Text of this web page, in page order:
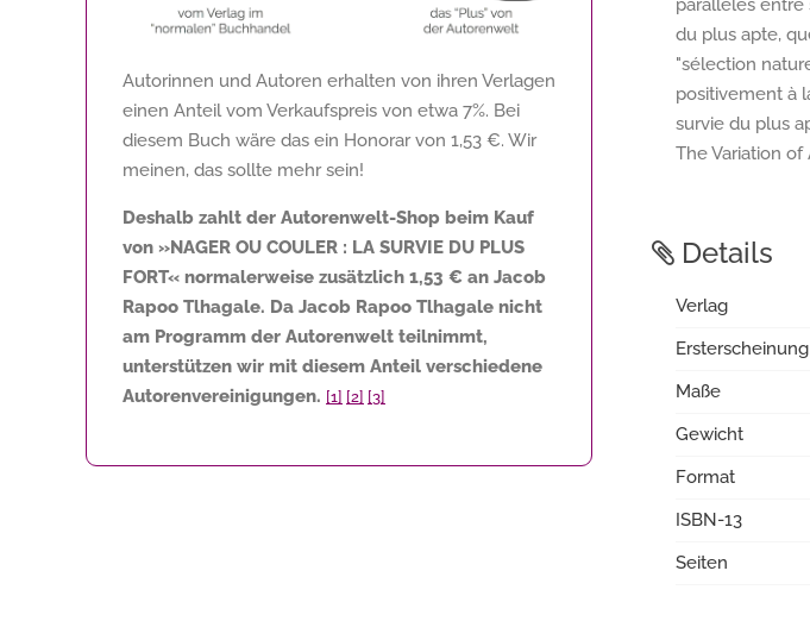
Autorinnen und Autoren erhalten von ihren Verlagen
einen Anteil vom Verkaufspreis von etwa 7%. Bei
diesem Buch wäre das ein Honorar von 1,53 €. Wir
meinen, das sollte mehr sein!
Deshalb zahlt der Autorenwelt-Shop beim Kauf
von »NAGER OU COULER : LA SURVIE DU PLUS
FORT« normalerweise zusätzlich 1,53 € an Jacob
Rapoo Tlhagale. Da Jacob Rapoo Tlhagale nicht
am Programm der Autorenwelt teilnimmt,
unterstützen wir mit diesem Anteil verschiedene
Autorenvereinigungen. [1] [2] [3]
parallèles entre
du plus apte,
"sélection
positivement à
survie du plus
The Variation
Details
Verlag
Ersterscheinung
Maße
Gewicht
Format
ISBN-13
Seiten